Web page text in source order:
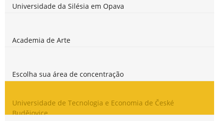
Universidade da Silésia em Opava
Academia de Arte
Escolha sua área de concentração
Universidade de Tecnologia e Economia de České
Budějovice